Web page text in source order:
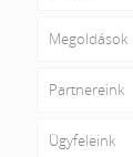
Megoldások
Partnereink
Ügyfeleink